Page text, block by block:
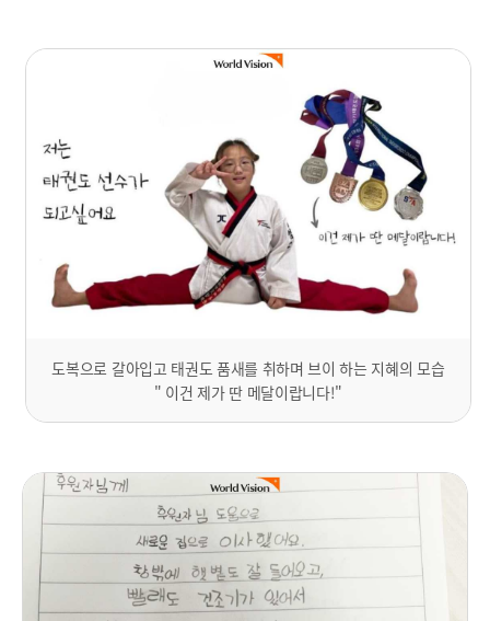
도복으로 갈아입고 태권도 품새를 취하며 브이 하는 지혜의 모습
" 이건 제가 딴 메달이랍니다!"